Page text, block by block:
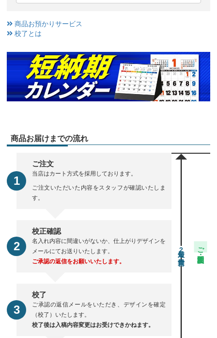
商品お預かりサービス
校了とは
商品お届けまでの流れ
ご注文
当店はカート方式を採用しております。
ご注文いただいた内容をスタッフが確認いたしま
す。
校正確認
名入れ内容に間違いがないか、仕上がりデザインを
メールにてお送りいたします。
ご承認の返信をお願いいたします。
校了
ご承認の返信メールをいただき、デザインを確定
（校了）いたします。
校了後は入稿内容変更はお受けできかねます。
2 ご注文・校正期間